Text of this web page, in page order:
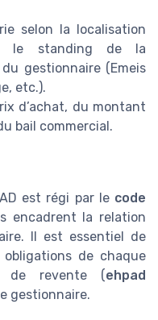
selon la localisation
le standing de la
gestionnaire (Emeis
etc.).
d’achat, du montant
bail commercial.
est régi par le code
encadrent la relation
Il est essentiel de
de chaque
de revente (ehpad
gestionnaire.